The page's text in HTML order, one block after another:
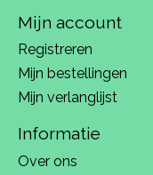
Mijn account
Registreren
Mijn bestellingen
Mijn verlanglijst
Informatie
Over ons